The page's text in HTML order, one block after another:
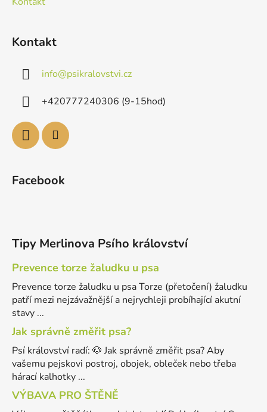
Kontakt
info@psikralovstvi.cz
+420777240306 (9-15hod)
Facebook
Tipy Merlinova Psího království
Prevence torze žaludku u psa
Prevence torze žaludku u psa Torze (přetočení) žaludku
patří mezi nejzávažnější a nejrychleji probíhající akutní
stavy ...
Jak správně změřit psa?
Psí království radí: 🐶 Jak správně změřit psa? Aby
vašemu pejskovi postroj, obojek, obleček nebo třeba
hárací kalhotky ...
VÝBAVA PRO ŠTĚNĚ